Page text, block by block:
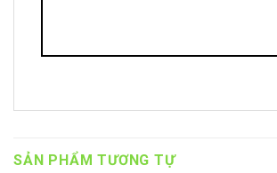
SẢN PHẨM TƯƠNG TỰ